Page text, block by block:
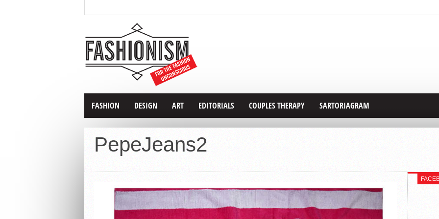
FASHION DESIGN ART EDITORIALS COUPLES THERAPY SARTORIAGRAM
PepeJeans2